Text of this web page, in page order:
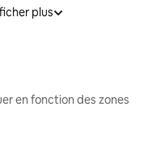
plus
en fonction des zones